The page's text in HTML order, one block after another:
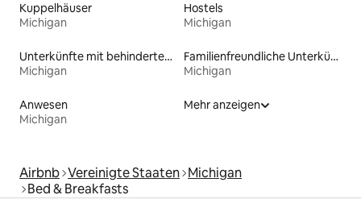
Kuppelhäuser
Michigan
Hostels
Michigan
Unterkünfte mit behindertengerechtem Bett
Michigan
Familienfreundliche Unterkünfte
Michigan
Anwesen
Michigan
Mehr anzeigen
Airbnb Vereinigte Staaten Michigan
Bed & Breakfasts